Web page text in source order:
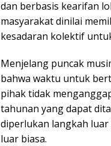
dan berbasis kearifan
masyarakat dinilai
kesadaran kolektif
Menjelang puncak
bahwa waktu untuk
pihak tidak
tahunan yang dapat
diperlukan langkah luar
luar biasa.